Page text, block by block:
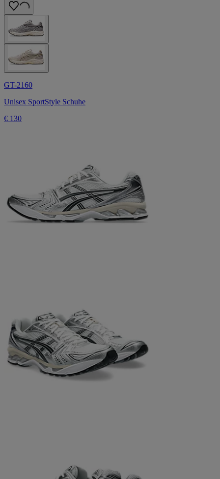
GT-2160
Unisex SportStyle Schuhe
€ 130